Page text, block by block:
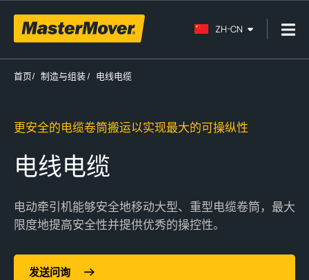
ZH-CN
首页/ 制造与组装/ 电线电缆
电线电缆
更安全的电缆卷筒搬运以实现最大的可操纵性
电动牵引机能够安全地移动大型、重型电缆卷筒，最大
限度地提高安全性并提供优秀的操控性。
发送问询